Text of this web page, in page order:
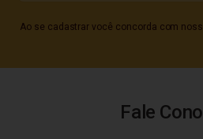
Ao se cadastrar você concorda com
Fale